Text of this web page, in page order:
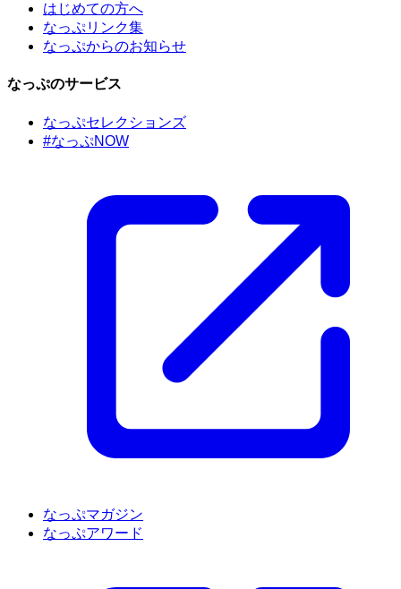
はじめての方へ
なっぷリンク集
なっぷからのお知らせ
なっぷのサービス
なっぷセレクションズ
#なっぷNOW
なっぷマガジン
なっぷアワード